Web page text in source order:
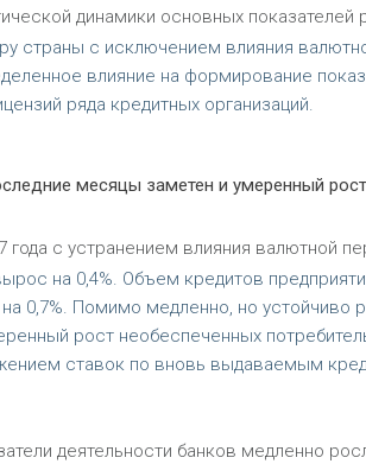
динамики основных показателей
страны с исключением влияния
влияние на формирование
ряда кредитных организаций.
месяцы заметен и умеренный
с устранением влияния валютной
на 0,4%. Объем кредитов
0,7%. Помимо медленно, но устойчиво
рост необеспеченных
ставок по вновь выдаваемым
деятельности банков медленно